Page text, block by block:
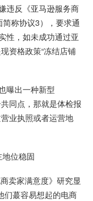
违反《亚马逊服务商
称协议3），要求通
性，如未成功通过亚
资格政策“冻结店铺
曝出一种新型
同点，那就是体检报
业执照或者运营地
位稳固
卖家满意度》研究显
们蕞容易想起的电商